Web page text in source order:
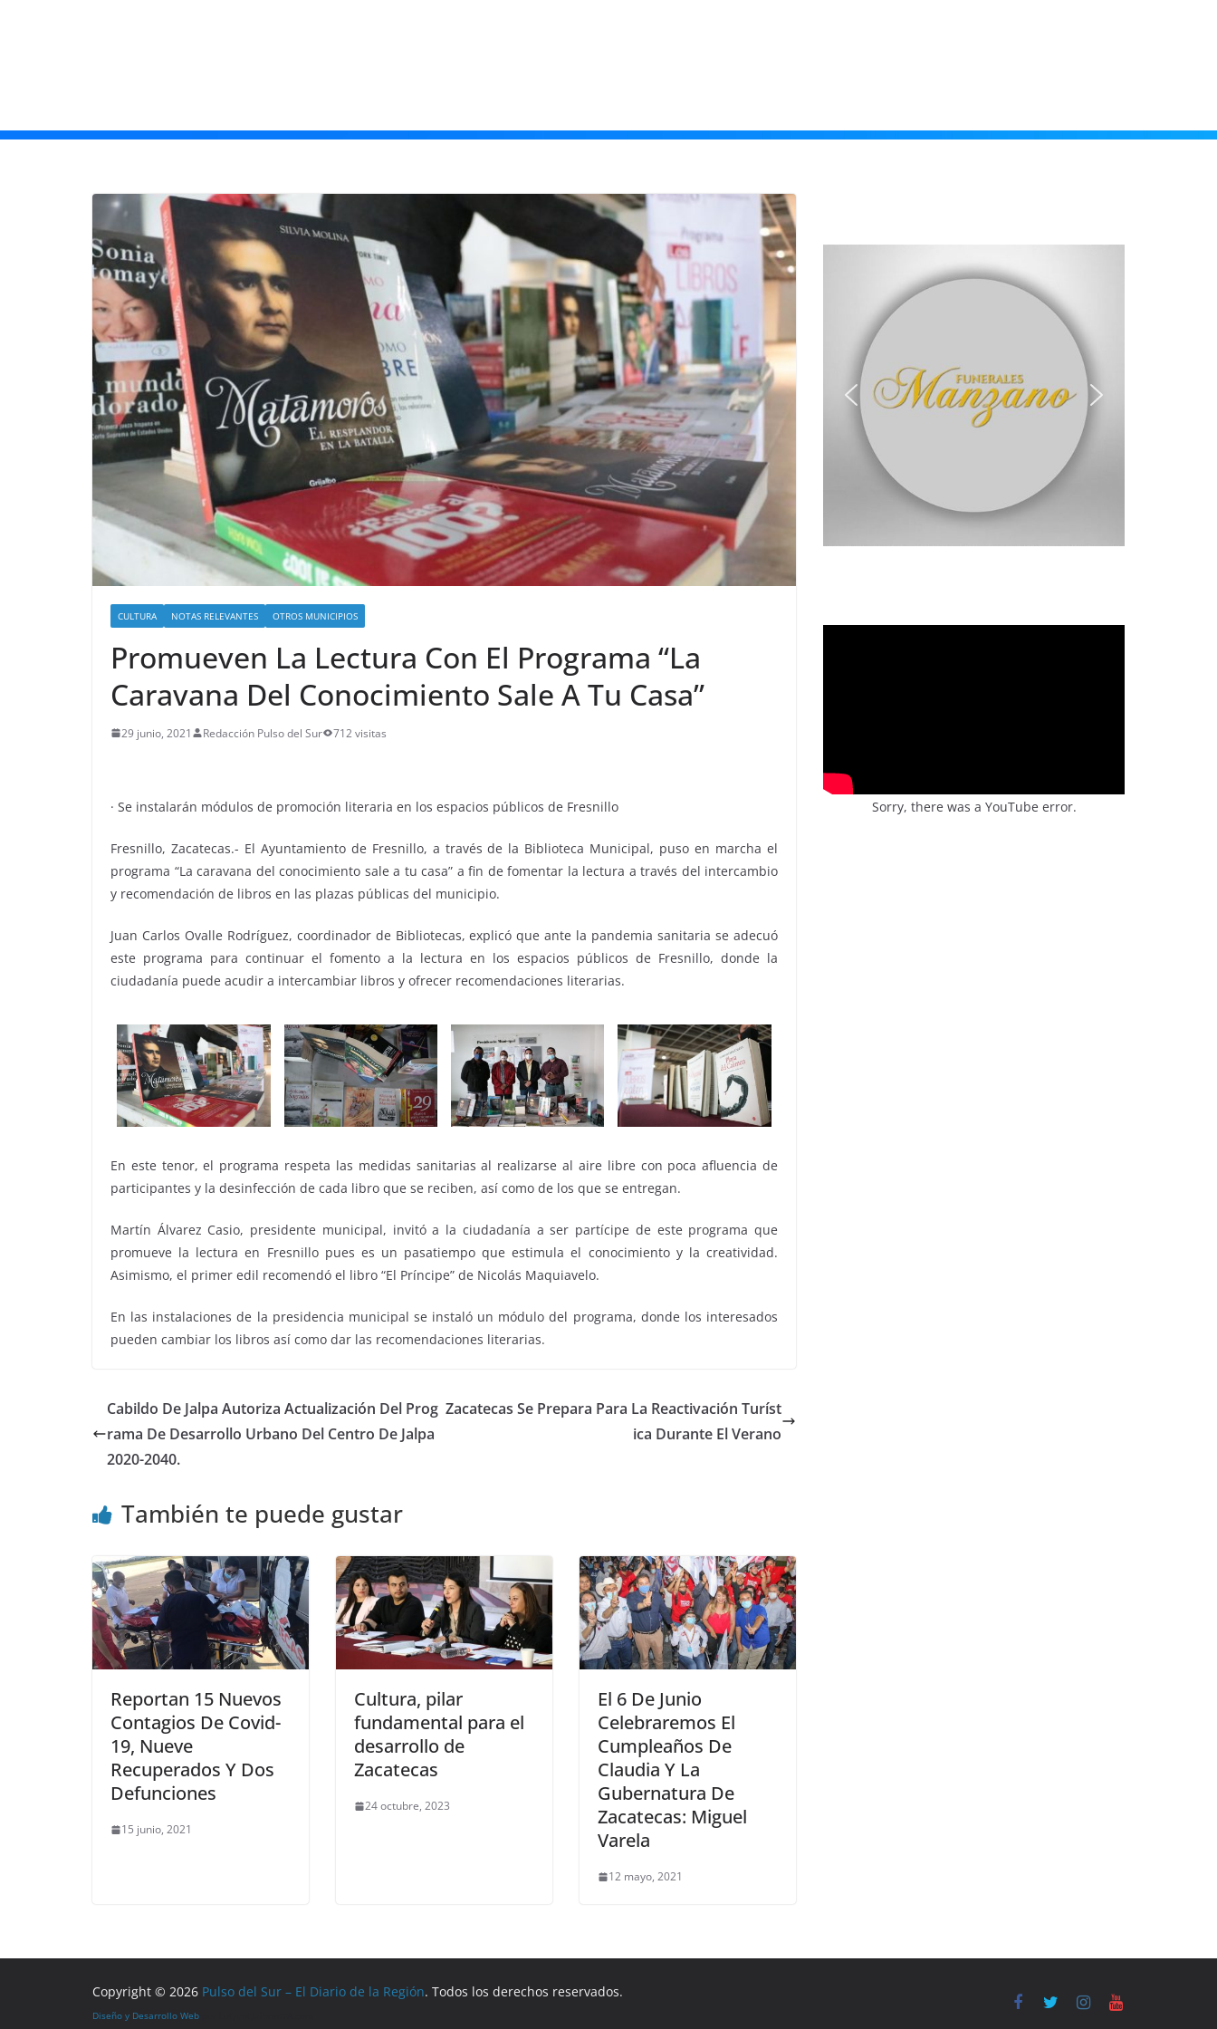
CULTURA NOTAS RELEVANTES OTROS MUNICIPIOS
Promueven La Lectura Con El Programa “La
Caravana Del Conocimiento Sale A Tu Casa”
29 junio, 2021 Redacción Pulso del Sur 712 visitas
· Se instalarán módulos de promoción literaria en los espacios públicos de Fresnillo
Fresnillo, Zacatecas.- El Ayuntamiento de Fresnillo, a través de la Biblioteca Municipal, puso en marcha el
programa “La caravana del conocimiento sale a tu casa” a fin de fomentar la lectura a través del intercambio
y recomendación de libros en las plazas públicas del municipio.
Juan Carlos Ovalle Rodríguez, coordinador de Bibliotecas, explicó que ante la pandemia sanitaria se adecuó
este programa para continuar el fomento a la lectura en los espacios públicos de Fresnillo, donde la
ciudadanía puede acudir a intercambiar libros y ofrecer recomendaciones literarias.
En este tenor, el programa respeta las medidas sanitarias al realizarse al aire libre con poca afluencia de
participantes y la desinfección de cada libro que se reciben, así como de los que se entregan.
Martín Álvarez Casio, presidente municipal, invitó a la ciudadanía a ser partícipe de este programa que
promueve la lectura en Fresnillo pues es un pasatiempo que estimula el conocimiento y la creatividad.
Asimismo, el primer edil recomendó el libro “El Príncipe” de Nicolás Maquiavelo.
En las instalaciones de la presidencia municipal se instaló un módulo del programa, donde los interesados
pueden cambiar los libros así como dar las recomendaciones literarias.
Cabildo De Jalpa Autoriza Actualización Del Prog
rama De Desarrollo Urbano Del Centro De Jalpa
2020-2040.
Zacatecas Se Prepara Para La Reactivación Turíst
ica Durante El Verano
También te puede gustar
Reportan 15 Nuevos
Contagios De Covid-
19, Nueve
Recuperados Y Dos
Defunciones
15 junio, 2021
Cultura, pilar
fundamental para el
desarrollo de
Zacatecas
24 octubre, 2023
El 6 De Junio
Celebraremos El
Cumpleaños De
Claudia Y La
Gubernatura De
Zacatecas: Miguel
Varela
12 mayo, 2021
Sorry, there was a YouTube error.
Copyright © 2026 Pulso del Sur – El Diario de la Región. Todos los derechos reservados.
Diseño y Desarrollo Web